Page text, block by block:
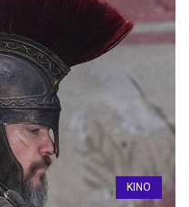
KINO